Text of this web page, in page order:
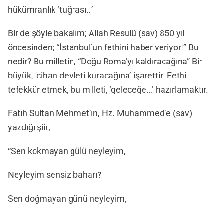
hükümranlık ‘tuğrası…’
Bir de şöyle bakalım; Allah Resulü (sav) 850 yıl
öncesinden; “İstanbul’un fethini haber veriyor!” Bu
nedir? Bu milletin, “Doğu Roma’yı kaldıracağına” Bir
büyük, ‘cihan devleti kuracağına’ işarettir. Fethi
tefekkür etmek, bu milleti, ‘geleceğe…’ hazırlamaktır.
Fatih Sultan Mehmet’in, Hz. Muhammed’e (sav)
yazdığı şiir;
“Sen kokmayan gülü neyleyim,
Neyleyim sensiz baharı?
Sen doğmayan günü neyleyim,